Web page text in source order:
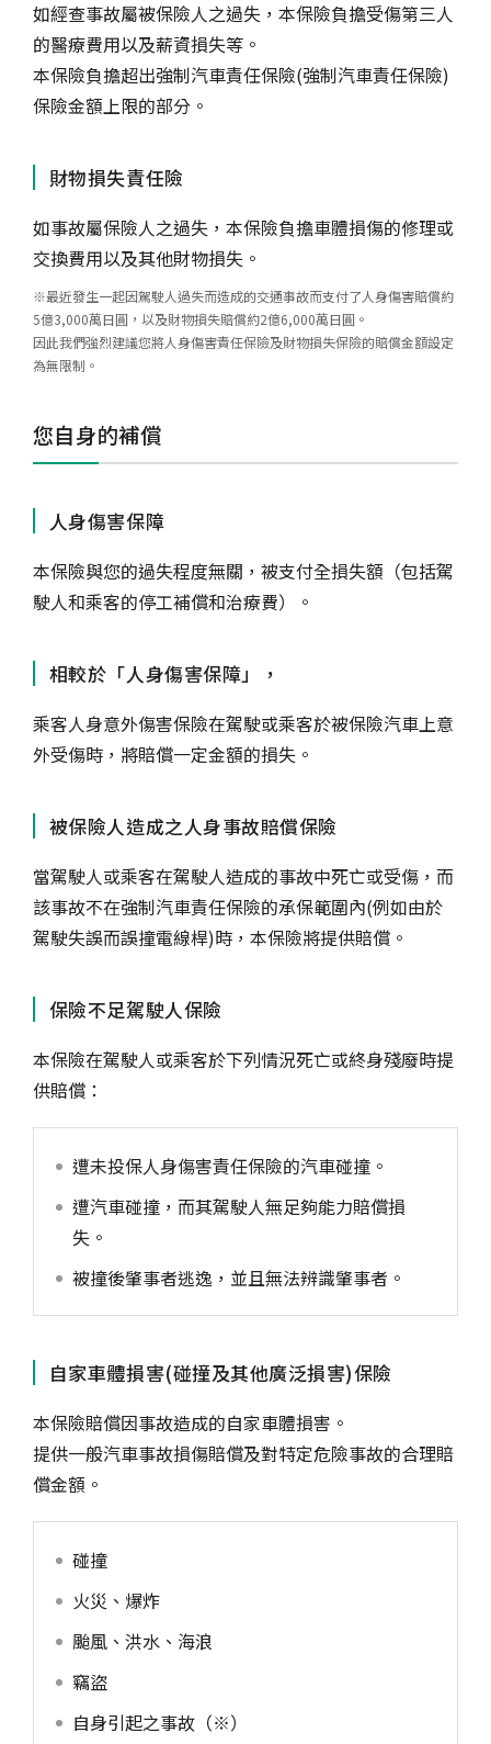
如經查事故屬被保險人之過失，本保險負擔受傷第三人
的醫療費用以及薪資損失等。
本保險負擔超出強制汽車責任保險(強制汽車責任保險)
保險金額上限的部分。
財物損失責任險
如事故屬保險人之過失，本保險負擔車體損傷的修理或
交換費用以及其他財物損失。
※最近發生一起因駕駛人過失而造成的交通事故而支付了人身傷害賠償約
5億3,000萬日圓，以及財物損失賠償約2億6,000萬日圓。
因此我們強烈建議您將人身傷害責任保險及財物損失保險的賠償金額設定
為無限制。
您自身的補償
人身傷害保障
本保險與您的過失程度無關，被支付全損失額（包括駕
駛人和乘客的停工補償和治療費）。
相較於「人身傷害保障」，
乘客人身意外傷害保險在駕駛或乘客於被保險汽車上意
外受傷時，將賠償一定金額的損失。
被保險人造成之人身事故賠償保險
當駕駛人或乘客在駕駛人造成的事故中死亡或受傷，而
該事故不在強制汽車責任保險的承保範圍內(例如由於
駕駛失誤而誤撞電線桿)時，本保險將提供賠償。
保險不足駕駛人保險
本保險在駕駛人或乘客於下列情況死亡或終身殘廢時提
供賠償：
遭未投保人身傷害責任保險的汽車碰撞。
遭汽車碰撞，而其駕駛人無足夠能力賠償損
失。
被撞後肇事者逃逸，並且無法辨識肇事者。
自家車體損害(碰撞及其他廣泛損害)保險
本保險賠償因事故造成的自家車體損害。
提供一般汽車事故損傷賠償及對特定危險事故的合理賠
償金額。
碰撞
火災、爆炸
颱風、洪水、海浪
竊盜
自身引起之事故（※）